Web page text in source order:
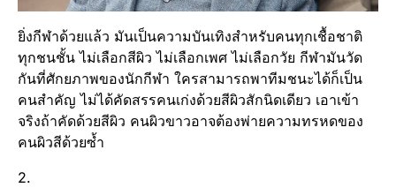
ยิ่งกีฬาด้วยแล้ว มันเป็นความบันเทิงสำหรับคนทุกเชื้อชาติ
ทุกชนชั้น ไม่เลือกสีผิว ไม่เลือกเพศ ไม่เลือกวัย กีฬามันวัด
กันที่ศักยภาพของนักกีฬา ใครสามารถพาทีมชนะได้ก็เป็น
คนสำคัญ ไม่ได้คัดสรรคนเก่งด้วยสีผิวสักนิดเดียว เอาเข้า
จริงถ้าคัดด้วยสีผิว คนผิวขาวอาจต้องพ่ายความทรหดของ
คนผิวสีด้วยซ้ำ
2.